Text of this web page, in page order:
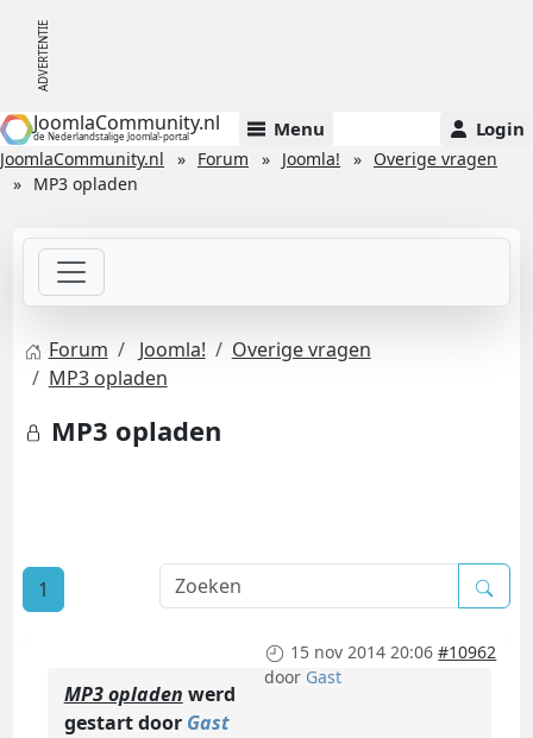
JoomlaCommunity.nl
de Nederlandstalige Joomla!-portal Menu Login
JoomlaCommunity.nl Forum Joomla!
Overige vragen
MP3 opladen
Forum Joomla!
Overige vragen
MP3 opladen
MP3 opladen
1
15 nov 2014 20:06 #10962
door Gast
MP3 opladen werd
gestart door Gast